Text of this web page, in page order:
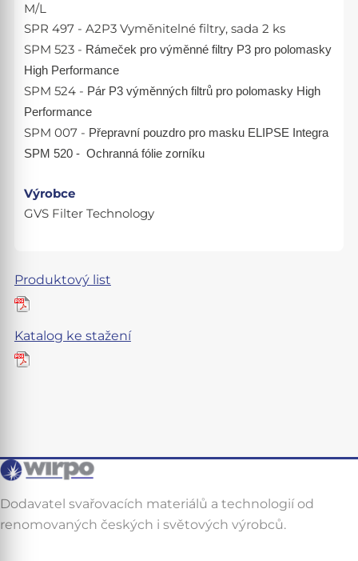
M/L
SPR 497 - A2P3 Vyměnitelné filtry, sada 2 ks
SPM 523 - Rámeček pro výměnnéfiltry P3 pro polomasky
High Performance
SPM 524 - Pár P3 výměnných filtrů pro polomasky High
Performance
SPM 007 - Přepravní pouzdro pro masku ELIPSE Integra
SPM 520 -Ochranná fólie zorníku
Výrobce
GVS Filter Technology
Produktový list
Katalog ke stažení
Dodavatel svařovacích materiálů a technologií od
renomovaných českých i světových výrobců.